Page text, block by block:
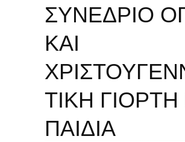
ΣΥΝΕΔΡΙΟ
ΚΑΙ
ΤΙΚΗ ΓΙΟΡΤΗ
ΠΑΙΔΙΑ